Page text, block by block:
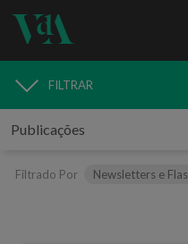
PUBLICAÇÕES
FILTRAR
Filtrado Por Newsletters e